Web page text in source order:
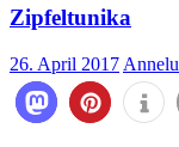
Zipfeltunika
26. April 2017
760